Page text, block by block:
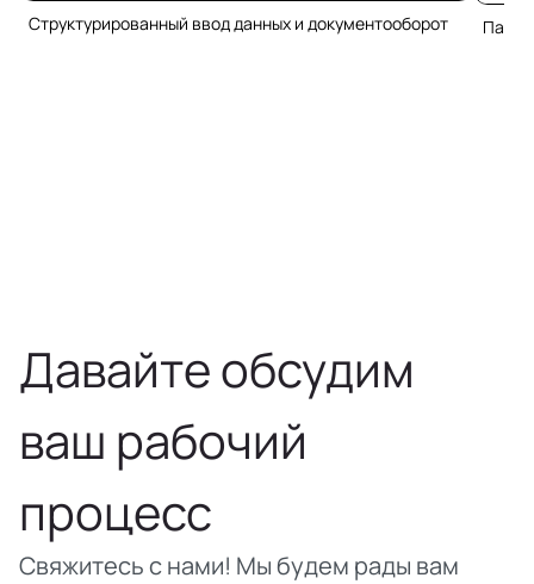
Структурированный ввод данных и документооборот
Давайте обсудим
ваш рабочий
процесс
Свяжитесь с нами! Мы будем рады вам